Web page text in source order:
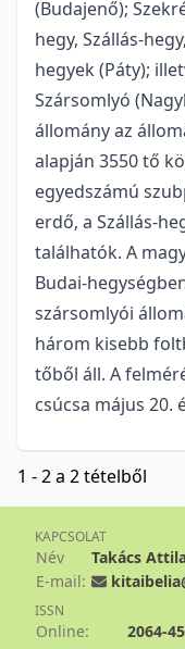
(Budajenő);
hegy, Szállás-
hegyek (Páty);
Szársomlyó
állomány az
alapján 3550 tő
egyedszámú
erdő, a Szállás-
találhatók. A
Budai-
szársomlyói
három kisebb
tőből áll. A
csúcsa május 20.
1 - 2 a 2 tételből
KAPCSOLAT
Név
Takács
E-mail:
ISSN
Online:
2064-